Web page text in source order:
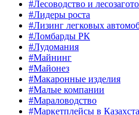
#Лесоводство и
#Лидеры роста
#Лизинг легковых
#Ломбарды РК
#Лудомания
#Майнинг
#Майонез
#Макаронные изделия
#Малые компании
#Мараловодство
#Маркетплейсы в